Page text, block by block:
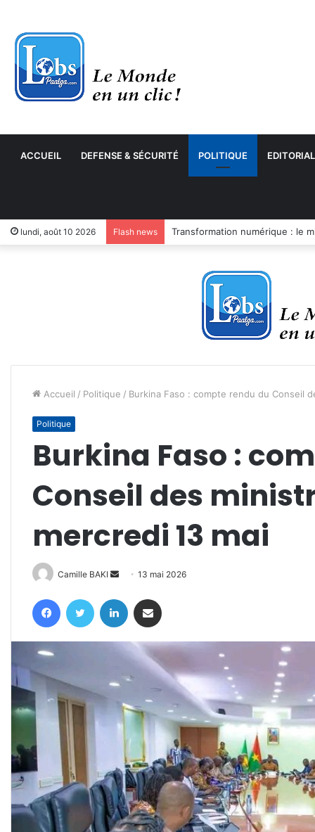
ACCUEIL DEFENSE & SÉCURITÉ POLITIQUE EDITORIAL
lundi, août 10 2026 Flash news Transformation numérique : le
Accueil / Politique / Burkina Faso : compte rendu du Conseil
Politique
Burkina Faso :
Conseil des
mercredi 13 mai
Camille BAKI
Envoyer
courriel
13 mai 2026
FacebookTwitter Linkedin